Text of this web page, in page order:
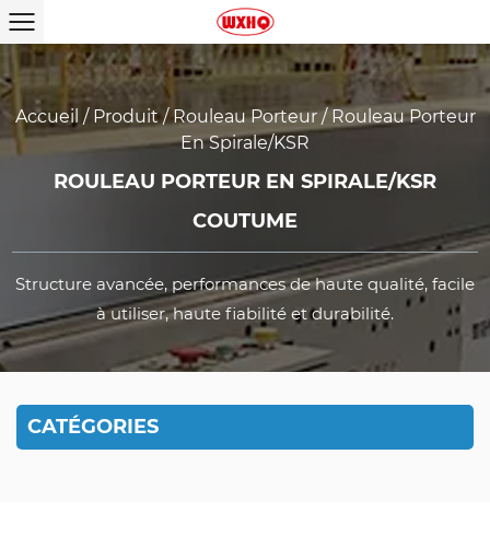
Accueil / Produit/ Rouleau Porteur/ Rouleau Porteur
En Spirale/KSR
ROULEAU PORTEUR EN SPIRALE/KSR
COUTUME
Structure avancée, performances de haute qualité, facile
à utiliser, haute fiabilité et durabilité.
CATÉGORIES